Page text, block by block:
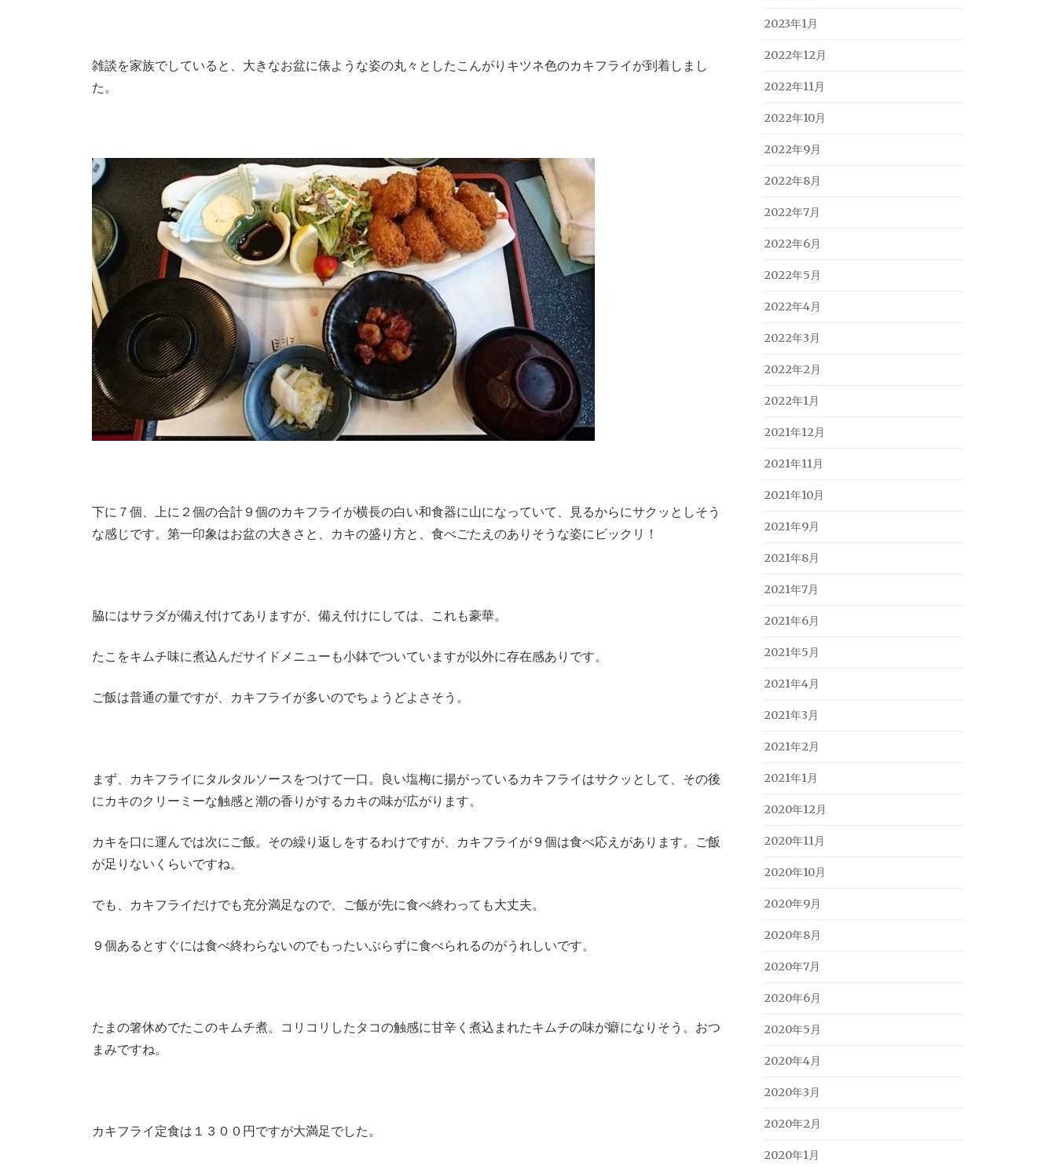
雑談を家族でしていると、大きなお盆に俵ような姿の丸々としたこんがりキツネ色のカキフライが到着しまし
た。
下に７個、上に２個の合計９個のカキフライが横長の白い和食器に山になっていて、見るからにサクッとしそう
な感じです。第一印象はお盆の大きさと、カキの盛り方と、食べごたえのありそうな姿にビックリ！
脇にはサラダが備え付けてありますが、備え付けにしては、これも豪華。
たこをキムチ味に煮込んだサイドメニューも小鉢でついていますが以外に存在感ありです。
ご飯は普通の量ですが、カキフライが多いのでちょうどよさそう。
まず、カキフライにタルタルソースをつけて一口。良い塩梅に揚がっているカキフライはサクッとして、その後
にカキのクリーミーな触感と潮の香りがするカキの味が広がります。
カキを口に運んでは次にご飯。その繰り返しをするわけですが、カキフライが９個は食べ応えがあります。ご飯
が足りないくらいですね。
でも、カキフライだけでも充分満足なので、ご飯が先に食べ終わっても大丈夫。
９個あるとすぐには食べ終わらないのでもったいぶらずに食べられるのがうれしいです。
たまの箸休めでたこのキムチ煮。コリコリしたタコの触感に甘辛く煮込まれたキムチの味が癖になりそう。おつ
まみですね。
カキフライ定食は１３００円ですが大満足でした。
2023年1月
2022年12月
2022年11月
2022年10月
2022年9月
2022年8月
2022年7月
2022年6月
2022年5月
2022年4月
2022年3月
2022年2月
2022年1月
2021年12月
2021年11月
2021年10月
2021年9月
2021年8月
2021年7月
2021年6月
2021年5月
2021年4月
2021年3月
2021年2月
2021年1月
2020年12月
2020年11月
2020年10月
2020年9月
2020年8月
2020年7月
2020年6月
2020年5月
2020年4月
2020年3月
2020年2月
2020年1月